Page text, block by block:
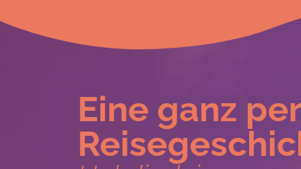
Eine ganz